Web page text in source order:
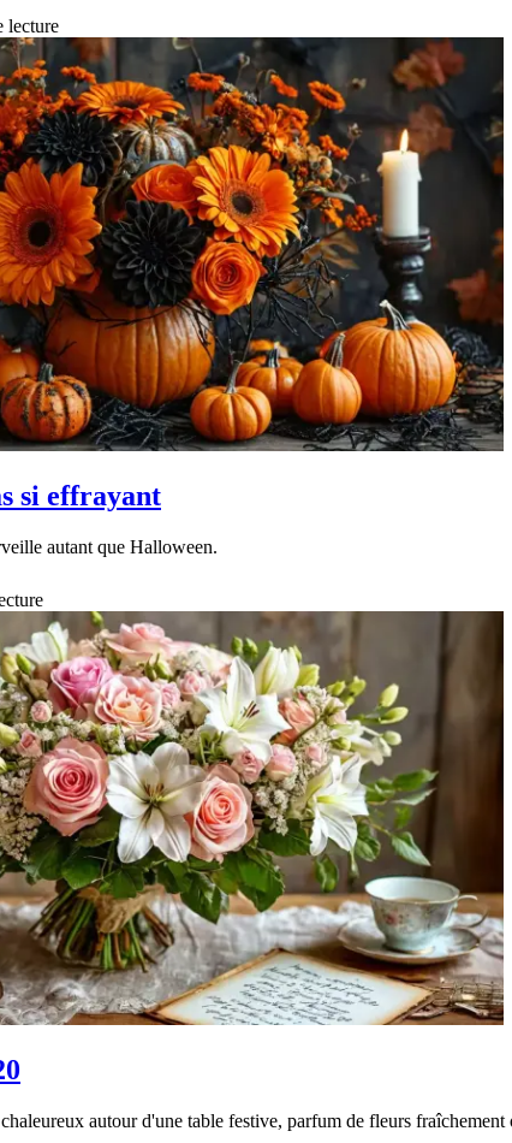
lecture
si effrayant
autant que Halloween.
autour d'une table festive, parfum de fleurs